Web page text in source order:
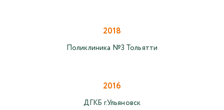
2018
Поликлиника №3 Тольятти
2016
ДГКБ г.Ульяновск